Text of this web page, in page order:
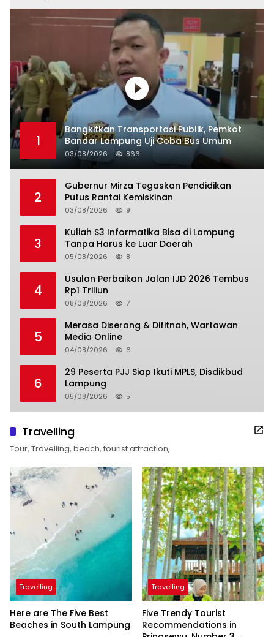
1
Bangkitkan Transportasi Publik, Pemkot
Bandar Lampung Uji Coba Bus Umum
03/08/2026 866
2
Gubernur Mirza Tegaskan Pendidikan
Putus Rantai Kemiskinan
03/08/2026 9
3
Kuliah S3 Informatika Bisa di Lampung
Tanpa Harus ke Luar Daerah
05/08/2026 8
4
Usulan Perbaikan Jalan IJD 2026 Tembus
Rp1 Triliun
08/08/2026 7
5
Merasa Diserang & Difitnah, Wartawan
Media Online
04/08/2026 6
6
29 Peserta PJJ Siap Ikuti MPLS, Disdikbud
Lampung
05/08/2026 5
Travelling
Tour, Travelling, beach, tourist attraction,
Travelling
Here are The Five Best
Beaches in South Lampung
Travelling
Five Trendy Tourist
Recommendations in